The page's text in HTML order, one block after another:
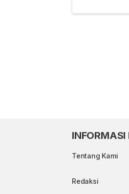
INFORMASI
Tentang Kami
Redaksi